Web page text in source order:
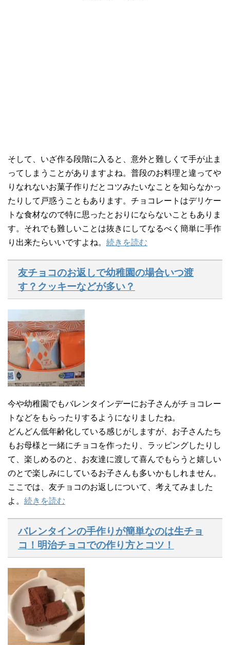
そして、いざ作る段階に入ると、意外と難しくて手が止ま
ってしまうことがありますよね。普段のお料理と違ってや
りなれないお菓子作りだとコツみたいなことを知らなかっ
たりして戸惑うこともあります。チョコレートはデリケー
トな食材なので特に思ったとおりにならないこともありま
す。それでも難しいことは抜きにしてなるべく簡単に手作
り出来たらいいですよね。 続きを読む
友チョコのお返しで幼稚園の場合いつ渡
す？クッキーなどが多い？
今や幼稚園でもバレンタインデーにお子さんがチョコレー
トなどをもらったりするようになりましたね。
どんどん低年齢化している感じがしますが、お子さんたち
もお母様と一緒にチョコを作ったり、ラッピングしたりし
て、楽しめるのと、お友達に渡して喜んでもらうと嬉しい
のとで楽しみにしているお子さんも多いかもしれません。
ここでは、友チョコのお返しについて、考えてみました
よ。 続きを読む
バレンタインの手作りが簡単なのは生チョ
コ！明治チョコでの作り方とコツ！